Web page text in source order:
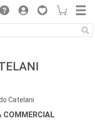
Catelani
COMMERCIAL